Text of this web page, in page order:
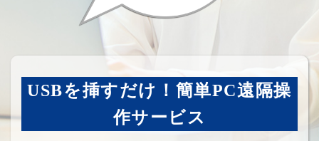
USBを挿すだけ！簡単PC遠隔操
作サービス